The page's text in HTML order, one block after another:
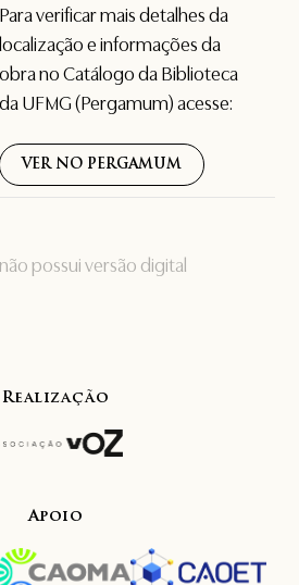
possui versão digital
Para verificar mais detalhes da
localização e informações da
obra no Catálogo da Biblioteca
da UFMG (Pergamum) acesse:
VER NO PERGAMUM
Realização
Apoio